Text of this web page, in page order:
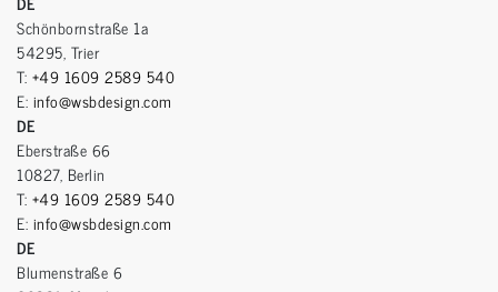
Schönbornstraße 1a
54295, Trier
T: +49 1609 2589 540
E: info@wsbdesign.com
DE
Eberstraße 66
10827, Berlin
T: +49 1609 2589 540
E: info@wsbdesign.com
DE
Blumenstraße 6